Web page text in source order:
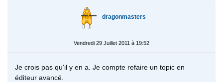
dragonmasters
Vendredi 29 Juillet 2011 à 19:52
Je crois pas qu'il y en a. Je compte refaire un topic en
éditeur avancé.